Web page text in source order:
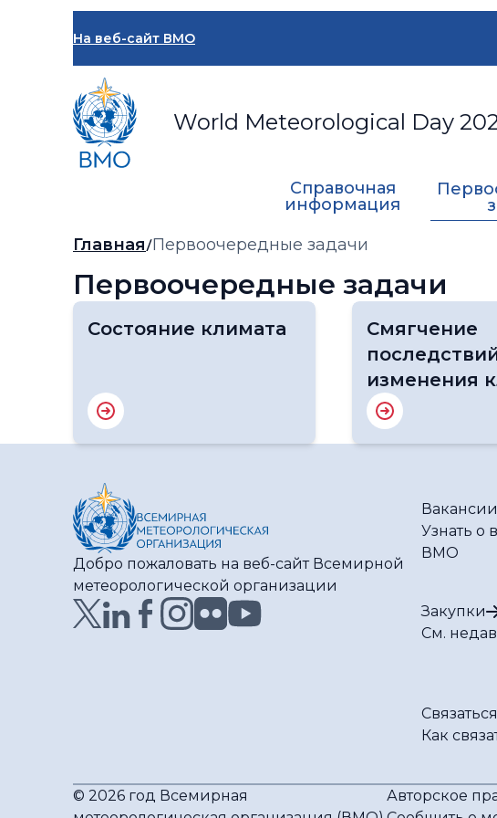
На веб-сайт ВМО
World Meteorological Day
Справочная
информация
Хлебная
крошка
Главная Первоочередные задачи
Первоочередные задачи
Состояние климата
Смягчение
изменения
Добро пожаловать на веб-сайт Всемирной
метеорологической организации
Узнать о
ВМО
Закупки
См.
Как
© 2026 год Всемирная
Авторское